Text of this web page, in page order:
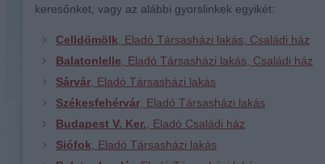
keresőnket, vagy az alábbi gyorslinkek egyikét:
Celldömölk , Eladó Társasházi lakás, Családi ház
Balatonlelle , Eladó Társasházi lakás, Családi ház
Sárvár , Eladó Társasházi lakás
Székesfehérvár , Eladó Társasházi lakás
Budapest V. Ker. , Eladó Családi ház
Siófok , Eladó Társasházi lakás